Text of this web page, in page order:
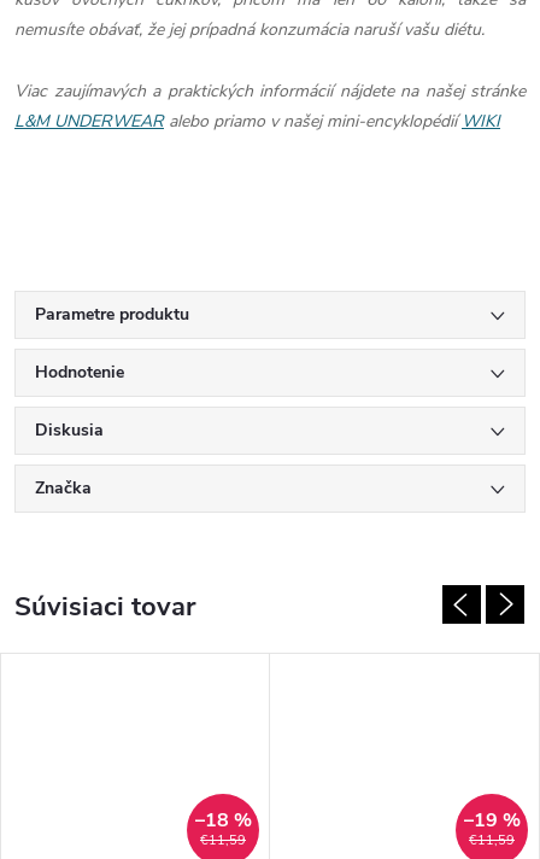
nemusíte obávať, že jej prípadná konzumácia naruší vašu diétu.
Viac zaujímavých a praktických informácií nájdete na našej stránke
L&M UNDERWEARalebo priamo v našej mini-encyklopédiíWIKI
Parametre produktu
Hodnotenie
Diskusia
Značka
Súvisiaci tovar
€11,59
–18 %
€11,59
–19 %